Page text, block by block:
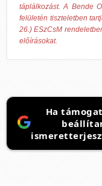
táplálkozást. A Bende
felületén tiszteletben
26.) ESzCsM
előírásokat.
Ha